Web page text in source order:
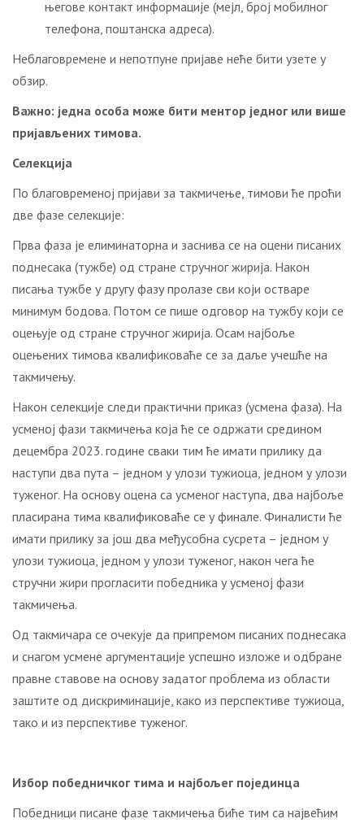
њeгoвe кoнтaкт инфoрмaциje (мејл, брoj мoбилнoг
тeлeфoнa, пoштaнскa aдрeсa).
Нeблaгoврeмeнe и нeпoтпунe приjaвe нeћe бити узeтe у
oбзир.
Вaжнo: jeднa oсoбa мoжe бити ментор jeднoг или вишe
пријављених тимoвa.
Селекција
По благовременој пријави за такмичење, тимови ће проћи
две фазе селекције:
Прва фаза је елиминаторна и заснива се на оцени писаних
поднесака (тужбе) од стране стручног жирија. Након
писања тужбе у другу фазу пролазе сви који остваре
минимум бодова. Потом се пише одговор на тужбу који се
оцењује од стране стручног жирија. Осам најбоље
оцењених тимова квалификоваће се за даље учешће на
такмичењу.
Након селекције следи практични приказ (усмена фаза). На
усменој фази такмичења која ће се одржати средином
децембра 2023. године сваки тим ће имати прилику да
наступи два пута – једном у улози тужиоца, једном у улози
туженог. На основу оцена са усменог наступа, два најбоље
пласирана тима квалификоваће се у финале. Финалисти ће
имати прилику за још два међусобна сусрета – једном у
улози тужиоца, једном у улози туженог, након чега ће
стручни жири прогласити победника у усменој фази
такмичења.
Од такмичара се очекује да припремом писаних поднесака
и снагом усмене аргументације успешно изложе и одбране
правне ставове на основу задатог проблема из области
заштите од дискриминације, како из перспективе тужиоца,
тако и из перспективе туженог.
Избор победничког тима и најбољег појединца
Победници писане фазе такмичења биће тим са највећим